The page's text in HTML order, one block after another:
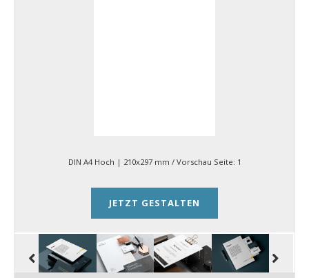
DIN A4 Hoch | 210x297 mm / Vorschau Seite: 1
JETZT GESTALTEN